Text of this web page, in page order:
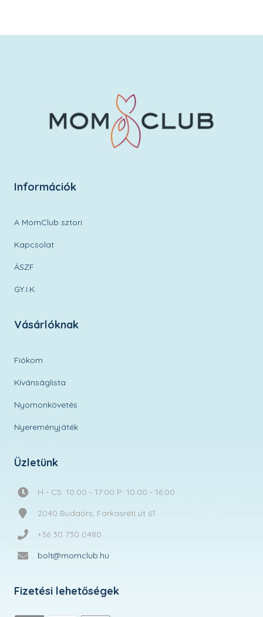
Információk
A MomClub sztori
Kapcsolat
ÁSZF
GY.I.K.
Vásárlóknak
Fiókom
Kívánságlista
Nyomonkövetés
Nyereményjáték
Üzletünk
H - CS: 10:00 - 17:00 P: 10:00 - 16:00
2040 Budaörs, Farkasréti út 61.
+36 30 730 0480
bolt@momclub.hu
Fizetési lehetőségek